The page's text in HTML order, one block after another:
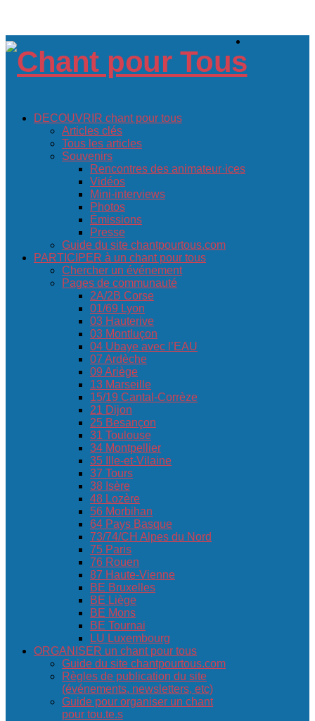
DECOUVRIR chant pour tous
Articles clés
Tous les articles
Souvenirs
Rencontres des animateur·ices
Vidéos
Mini-interviews
Photos
Émissions
Presse
Guide du site chantpourtous.com
PARTICIPER à un chant pour tous
Chercher un événement
Pages de communauté
2A/2B Corse
01/69 Lyon
03 Hauterive
03 Montluçon
04 Ubaye avec l’EAU
07 Ardèche
09 Ariège
13 Marseille
15/19 Cantal-Corrèze
21 Dijon
25 Besançon
31 Toulouse
34 Montpellier
35 Ille-et-Vilaine
37 Tours
38 Isère
48 Lozère
56 Morbihan
64 Pays Basque
73/74/CH Alpes du Nord
75 Paris
76 Rouen
87 Haute-Vienne
BE Bruxelles
BE Liège
BE Mons
BE Tournai
LU Luxembourg
ORGANISER un chant pour tous
Guide du site chantpourtous.com
Règles de publication du site
(événements, newsletters, etc)
Guide pour organiser un chant
pour tou.te.s